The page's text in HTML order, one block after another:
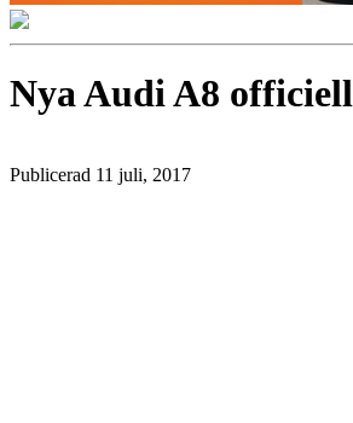
Nya Audi A8 officiell
Publicerad 11 juli, 2017